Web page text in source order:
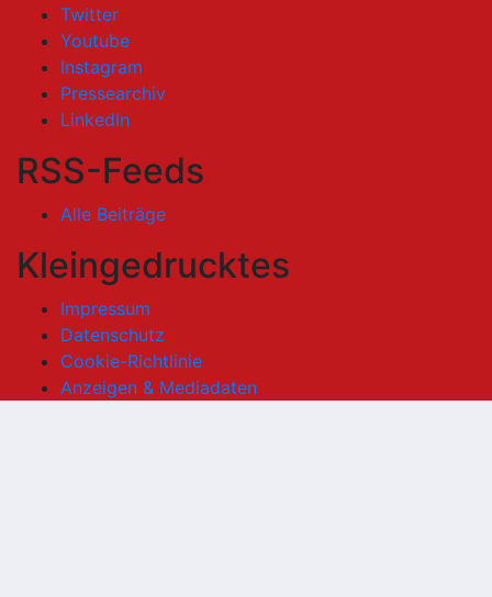
Twitter
Youtube
Instagram
Pressearchiv
LinkedIn
RSS-Feeds
Alle Beiträge
Kleingedrucktes
Impressum
Datenschutz
Cookie-Richtlinie
Anzeigen & Mediadaten